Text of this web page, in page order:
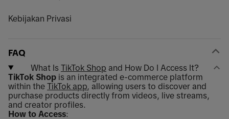
Kebijakan Privasi
FAQ
What Is TikTok Shop and How Do I Access It?
TikTok Shop is an integrated e-commerce platform
within the TikTok app, allowing users to discover and
purchase products directly from videos, live streams,
and creator profiles.
How to Access: